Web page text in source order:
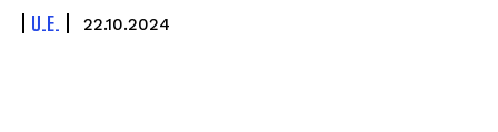
U.E. 22.10.2024